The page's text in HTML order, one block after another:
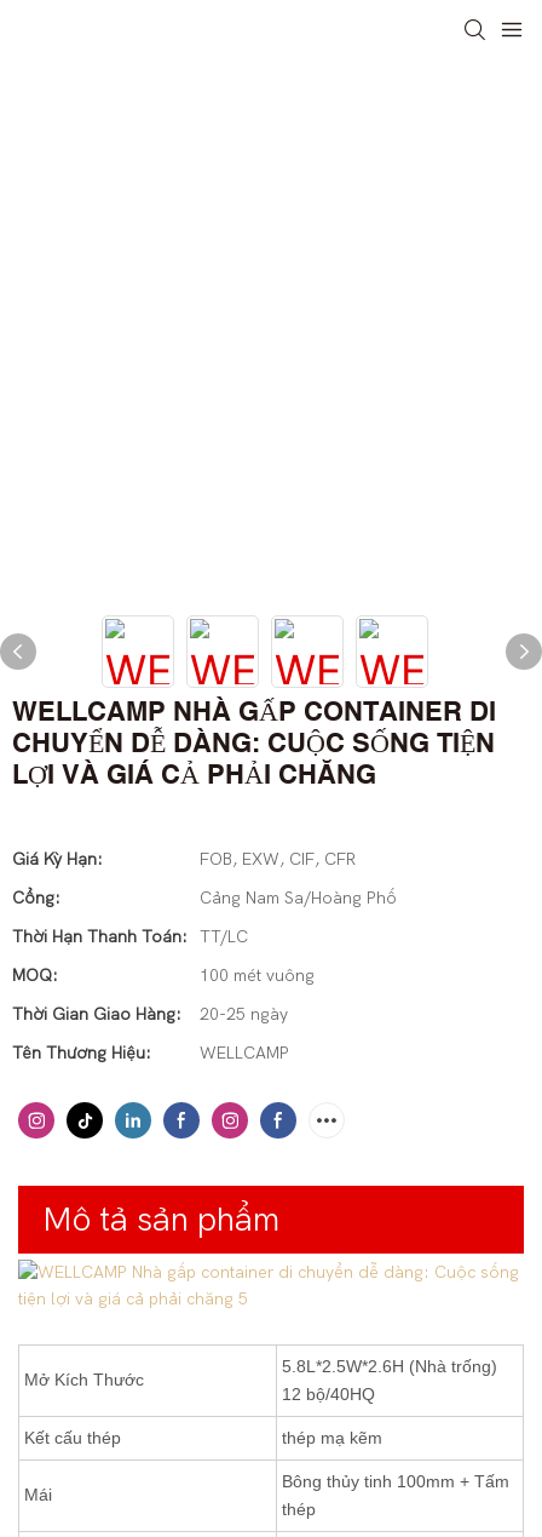
WELLCAMP NHÀ GẤP CONTAINER DI
CHUYỂN DỄ DÀNG: CUỘC SỐNG TIỆN
LỢI VÀ GIÁ CẢ PHẢI CHĂNG
Giá Kỳ Hạn:
FOB, EXW, CIF, CFR
Cổng:
Cảng Nam Sa/Hoàng Phố
Thời Hạn Thanh Toán:
TT/LC
MOQ:
100 mét vuông
Thời Gian Giao Hàng:
20-25 ngày
Tên Thương Hiệu:
WELLCAMP
Mô tả sản phẩm
Mở Kích Thước
5.8L*2.5W*2.6H (Nhà trống)
12 bộ/40HQ
Kết cấu thép thép mạ kẽm
Mái
Bông thủy tinh 100mm + Tấm
thép